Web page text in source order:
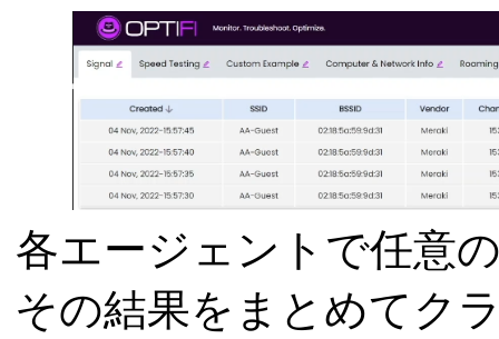
各エージェントで任意
その結果をまとめてク